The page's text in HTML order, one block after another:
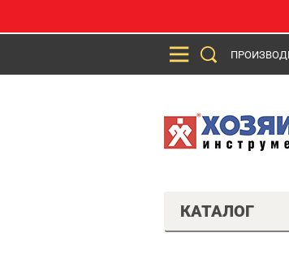
КАТАЛОГ